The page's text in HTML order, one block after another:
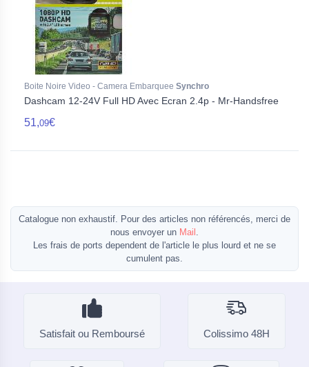
Boite Noire Video - Camera Embarquee Synchro
Dashcam 12-24V Full HD Avec Ecran 2.4p - Mr-Handsfree
51,09€
Catalogue non exhaustif. Pour des articles non référencés, merci de
nous envoyer un Mail .
Les frais de ports dependent de l'article le plus lourd et ne se
cumulent pas.
Satisfait ou Remboursé Colissimo 48H